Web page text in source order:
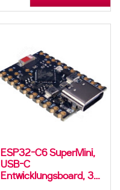
ESP32-C6 SuperMini,
USB-C
Entwicklungsboard, 32-